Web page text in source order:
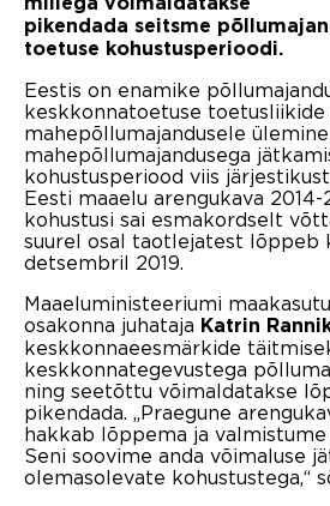
pikendada seitsme
toetuse kohustusperioodi.
Eestis on enamike
keskkonnatoetuse toetusliikide
mahepõllumajandusele
mahepõllumajandusega
kohustusperiood viis
Eesti maaelu arengukava
kohustusi sai esmakordselt
suurel osal taotlejatest lõppeb
detsembril 2019.
Maaeluministeeriumi
osakonna juhataja Katrin
keskkonnaeesmärkide
keskkonnategevustega
ning seetõttu võimaldatakse
pikendada. „Praegune
hakkab lõppema ja valmistume
Seni soovime anda võimaluse
olemasolevate kohustustega,“